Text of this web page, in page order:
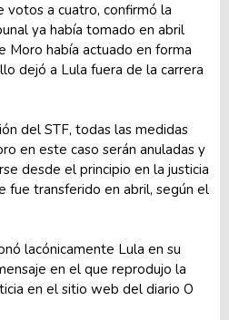
votos a cuatro, confirmó la
ya había tomado en abril
Moro había actuado en forma
dejó a Lula fuera de la carrera
del STF, todas las medidas
en este caso serán anuladas y
desde el principio en la justicia
fue transferido en abril, según el
lacónicamente Lula en su
en el que reprodujo la
en el sitio web del diario O